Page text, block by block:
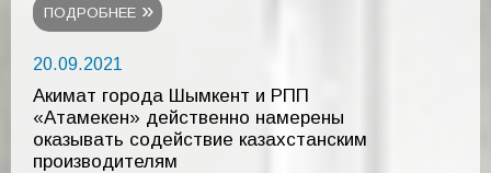
ПОДРОБНЕЕ
20.09.2021
Акимат города Шымкент и РПП
«Атамекен» действенно намерены
оказывать содействие казахстанским
производителям